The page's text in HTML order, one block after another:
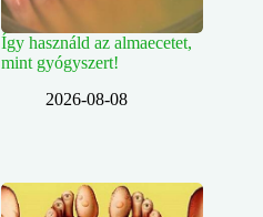
Így használd az almaecetet,
mint gyógyszert!
2026-08-08